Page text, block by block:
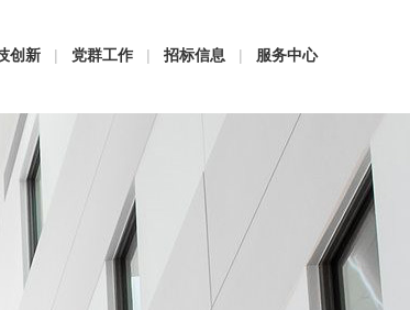
创新 | 党群工作 | 招标信息 | 服务中心